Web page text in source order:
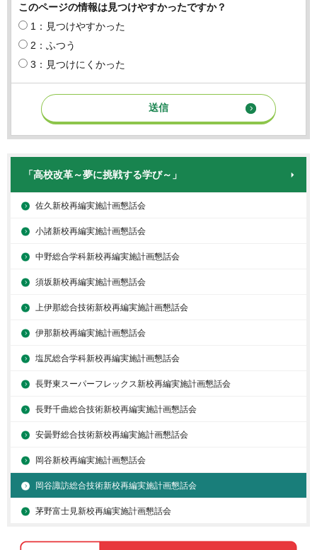
このページの情報は見つけやすかったですか？
1：見つけやすかった
2：ふつう
3：見つけにくかった
「高校改革～夢に挑戦する学び～」
佐久新校再編実施計画懇話会
小諸新校再編実施計画懇話会
中野総合学科新校再編実施計画懇話会
須坂新校再編実施計画懇話会
上伊那総合技術新校再編実施計画懇話会
伊那新校再編実施計画懇話会
塩尻総合学科新校再編実施計画懇話会
長野東スーパーフレックス新校再編実施計画懇話会
長野千曲総合技術新校再編実施計画懇話会
安曇野総合技術新校再編実施計画懇話会
岡谷新校再編実施計画懇話会
岡谷諏訪総合技術新校再編実施計画懇話会
茅野富士見新校再編実施計画懇話会